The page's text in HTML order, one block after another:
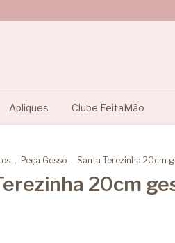
Apliques Clube FeitaMão
. Peça Gesso . Santa Terezinha 20cm
20cm